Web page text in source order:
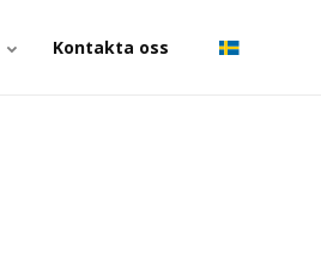
Kontakta oss